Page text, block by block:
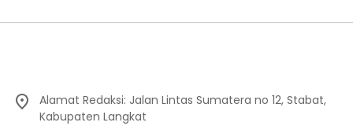
Alamat Redaksi: Jalan Lintas Sumatera no 12, Stabat,
Kabupaten Langkat